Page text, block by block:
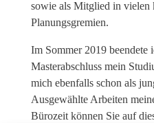
sowie als Mitglied in vielen
Planungsgremien.
Im Sommer 2019 beendete
Masterabschluss mein
mich ebenfalls schon als
Ausgewählte Arbeiten
Bürozeit können Sie auf